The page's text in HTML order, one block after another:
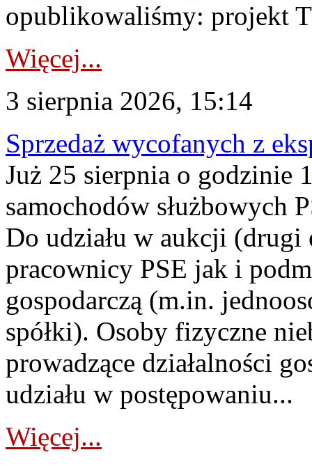
opublikowaliśmy: projekt
Więcej...
3 sierpnia 2026, 15:14
Sprzedaż wycofanych z
Już 25 sierpnia o godzinie
samochodów służbowych
Do udziału w aukcji (drugi
pracownicy PSE jak i
gospodarczą (m.in.
spółki). Osoby fizyczne
prowadzące działalności
udziału w postępowaniu...
Więcej...